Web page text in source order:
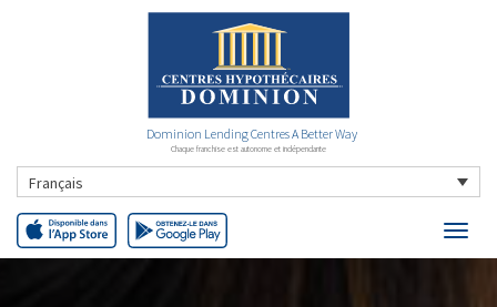
Dominion Lending Centres A Better Way
Chaque franchise est autonome et indépendante
Français